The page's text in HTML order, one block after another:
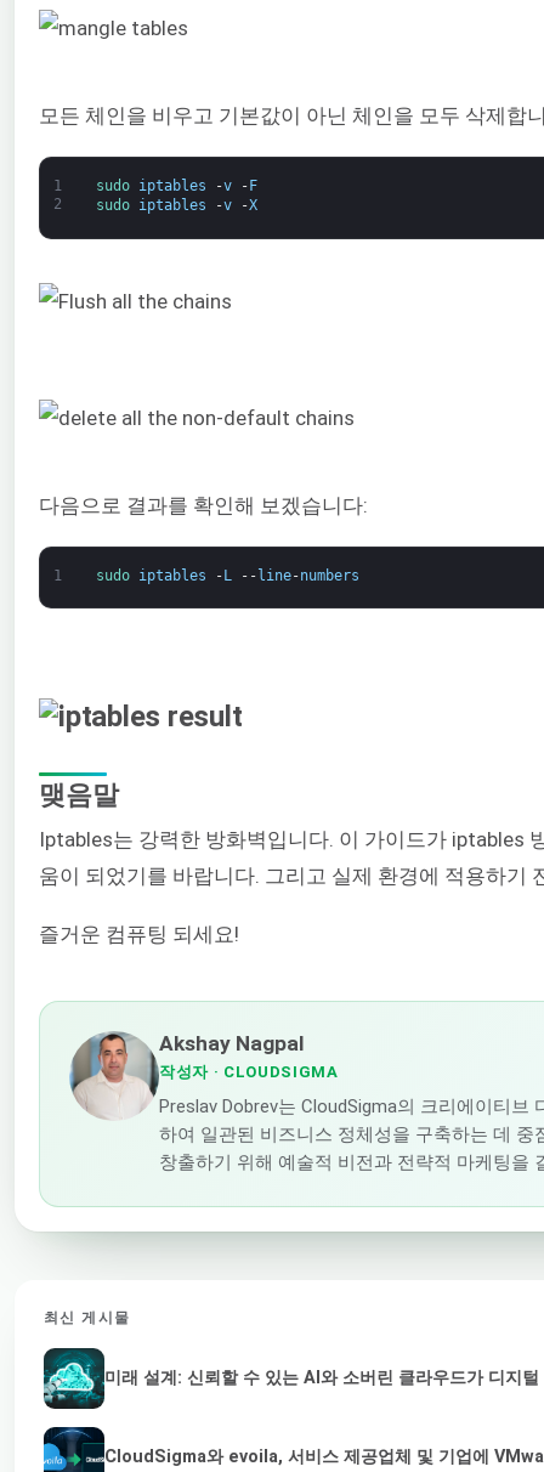
모든 체인을 비우고 기본값이 아닌 체인을 모두 삭제합
1
2
sudo iptables -v -F
sudo iptables -v -X
다음으로 결과를 확인해 보겠습니다:
1 sudo iptables -L --line-numbers
맺음말
Iptables는 강력한 방화벽입니다. 이 가이드가 iptables
움이 되었기를 바랍니다. 그리고 실제 환경에 적용하기
즐거운 컴퓨팅 되세요!
Akshay Nagpal
작성자· CLOUDSIGMA
Preslav Dobrev는 CloudSigma의 크리에이티
하여 일관된 비즈니스 정체성을 구축하는 데
창출하기 위해 예술적 비전과 전략적 마케팅을
최신 게시물
미래 설계: 신뢰할 수 있는 AI와 소버린 클라우드가 디지
CloudSigma와 evoila, 서비스 제공업체 및 기업에